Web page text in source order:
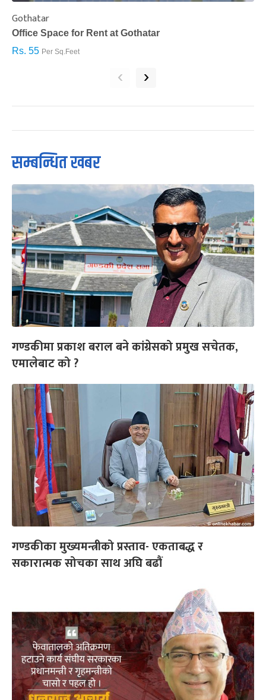
Gothatar
Office Space for Rent at Gothatar
Rs. 55 Per Sq.Feet
‹ ›
सम्बन्धित खबर
गण्डकीमा प्रकाश बराल बने कांग्रेसको प्रमुख सचेतक,
एमालेबाट को ?
गण्डकीका मुख्यमन्त्रीको प्रस्ताव- एकताबद्ध र
सकारात्मक सोचका साथ अघि बढौं